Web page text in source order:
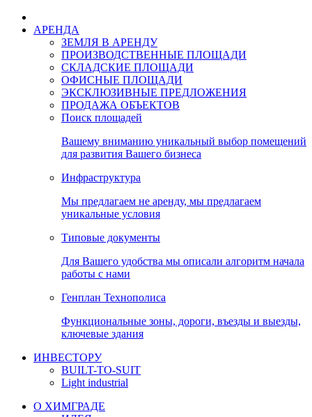
АРЕНДА
ЗЕМЛЯ В АРЕНДУ
ПРОИЗВОДСТВЕННЫЕ ПЛОЩАДИ
СКЛАДСКИЕ ПЛОЩАДИ
ОФИСНЫЕ ПЛОЩАДИ
ЭКСКЛЮЗИВНЫЕ ПРЕДЛОЖЕНИЯ
ПРОДАЖА ОБЪЕКТОВ
Поиск площадей
Вашему вниманию уникальный выбор помещений
для развития Вашего бизнеса
Инфраструктура
Мы предлагаем не аренду, мы предлагаем
уникальные условия
Типовые документы
Для Вашего удобства мы описали алгоритм начала
работы с нами
Генплан Технополиса
Функциональные зоны, дороги, въезды и выезды,
ключевые здания
ИНВЕСТОРУ
BUILT-TO-SUIT
Light industrial
О ХИМГРАДЕ